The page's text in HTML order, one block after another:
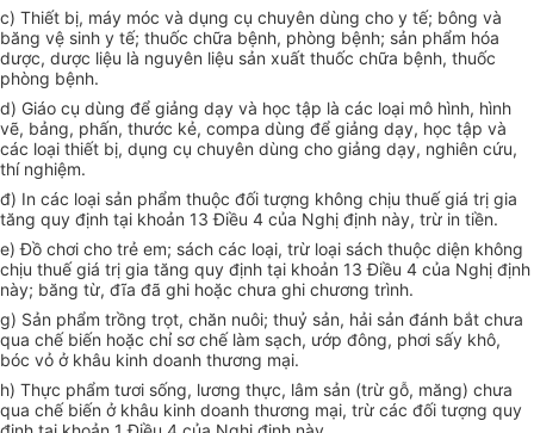
c) Thiết bị, máy móc và dụng cụ chuyên dùng cho y tế; bông và
băng vệ sinh y tế; thuốc chữa bệnh, phòng bệnh; sản phẩm hóa
dược, dược liệu là nguyên liệu sản xuất thuốc chữa bệnh, thuốc
phòng bệnh.
d) Giáo cụ dùng để giảng dạy và học tập là các loại mô hình, hình
vẽ, bảng, phấn, thước kẻ, compa dùng để giảng dạy, học tập và
các loại thiết bị, dụng cụ chuyên dùng cho giảng dạy, nghiên cứu,
thí nghiệm.
đ) In các loại sản phẩm thuộc đối tượng không chịu thuế giá trị gia
tăng quy định tại khoản 13 Điều 4 của Nghị định này, trừ in tiền.
e) Đồ chơi cho trẻ em; sách các loại, trừ loại sách thuộc diện không
chịu thuế giá trị gia tăng quy định tại khoản 13 Điều 4 của Nghị định
này; băng từ, đĩa đã ghi hoặc chưa ghi chương trình.
g) Sản phẩm trồng trọt, chăn nuôi; thuỷ sản, hải sản đánh bắt chưa
qua chế biến hoặc chỉ sơ chế làm sạch, ướp đông, phơi sấy khô,
bóc vỏ ở khâu kinh doanh thương mại.
h) Thực phẩm tươi sống, lương thực, lâm sản (trừ gỗ, măng) chưa
qua chế biến ở khâu kinh doanh thương mại, trừ các đối tượng quy